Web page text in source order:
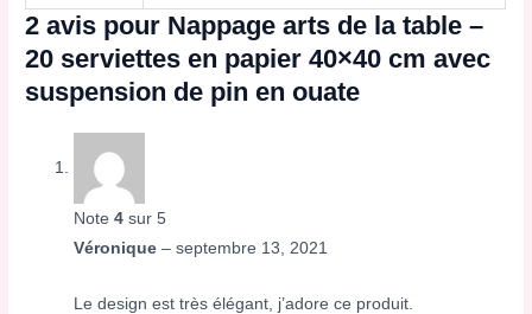
2 avis pour Nappage arts de la table –
20 serviettes en papier 40×40 cm avec
suspension de pin en ouate
Note4 sur 5
Véronique– septembre 13, 2021
Le design est très élégant, j’adore ce produit.